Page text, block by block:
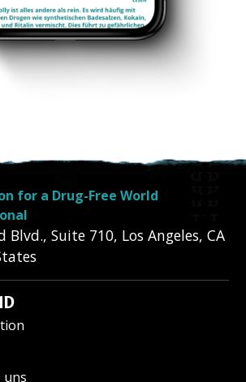
for a Drug-Free World
Blvd., Suite 710, Los Angeles, CA
uns